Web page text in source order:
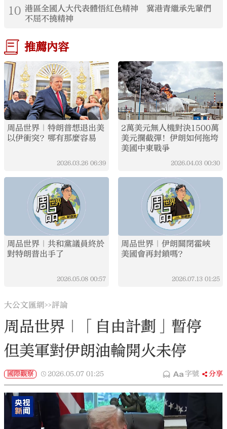
10 港區全國人大代表體悟紅色精神 冀港青繼承先輩們
不屈不撓精神
推薦內容
周品世界｜特朗普想退出美
以伊衝突？哪有那麼容易
2026.03.26 06:39
2萬美元無人機對決1500萬
美元攔截彈！伊朗如何拖垮
美國中東戰爭
2026.04.03 00:30
周品世界｜共和黨議員終於
對特朗普出手了
2026.05.08 00:57
周品世界｜伊朗關閉霍峽
美國會再封鎖嗎？
2026.07.13 01:25
大公文匯網>>評論
周品世界｜「自由計劃」暫停
但美軍對伊朗油輪開火未停
國際觀察 2026.05.07 01:25 字號 分享